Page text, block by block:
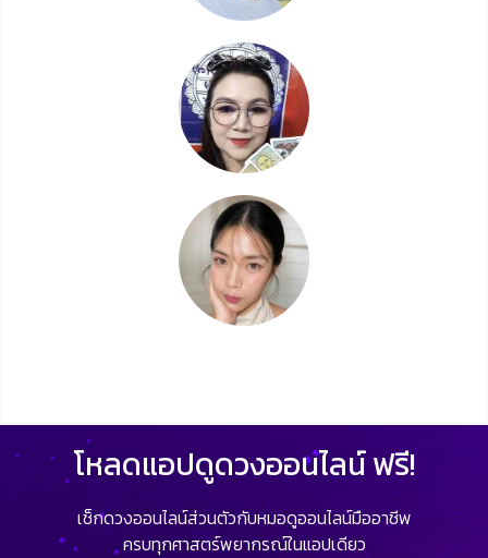
โหลดแอปดูดวงออนไลน์ ฟรี!
เช็กดวงออนไลน์ส่วนตัวกับหมอดูออนไลน์มืออาชีพ
ครบทุกศาสตร์พยากรณ์ในแอปเดียว